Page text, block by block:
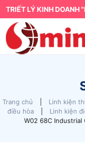
TRIẾT LÝ KINH DOANH
Trang chủ Linh kiện
điều hòa
Linh kiện
W02 68C Industrial